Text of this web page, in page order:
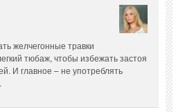
желчегонные травки
тюбаж, чтобы избежать застоя
И главное – не употреблять